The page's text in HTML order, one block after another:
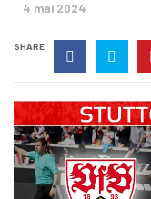
4 mai 2024
SHARE